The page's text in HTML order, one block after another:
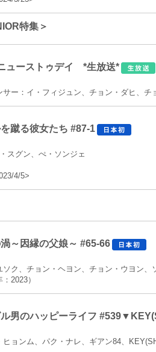
特集＞
ューストゥデイ *生放送*
サー：イ・フィジュン、チョン・ダヒ、チ
蹴る彼女たち #87-1
スグン、ぺ・ソンジェ
4/5>
～因縁の父娘～ #65-66
ソク、チョン・ヘヨン、チョン・ウヨン
：2023）
ル男のハッピーライフ
ヒョンム、パク・ナレ、ギアン84、